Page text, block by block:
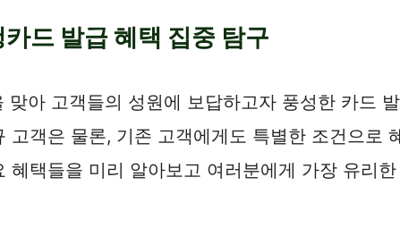
드 발급 혜택 집중 탐구
아 고객들의 성원에 보답하고자 풍성한 카드
고객은 물론, 기존 고객에게도 특별한 조건으로
혜택들을 미리 알아보고 여러분에게 가장 유리